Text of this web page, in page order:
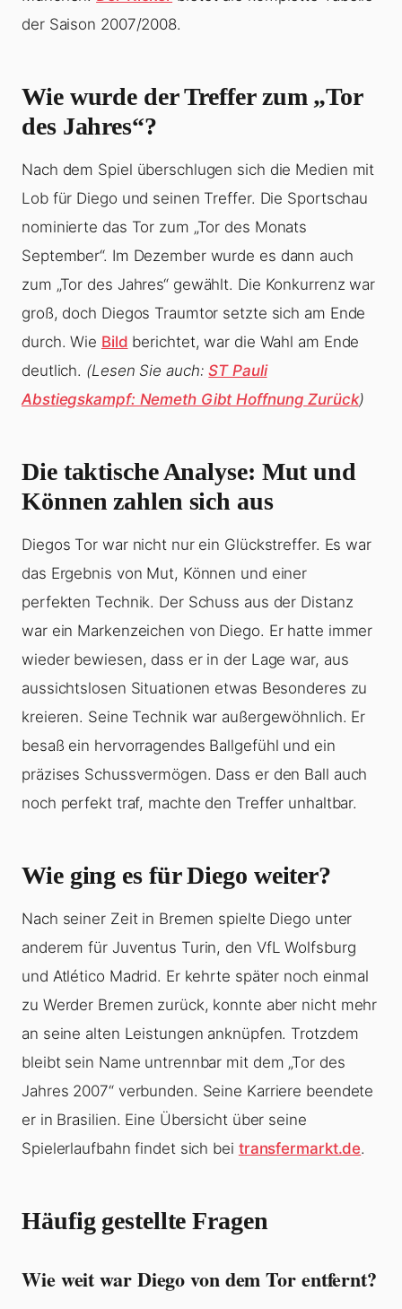
der Saison 2007/2008.
Wie wurde der Treffer zum „Tor
des Jahres“?
Nach dem Spiel überschlugen sich die Medien mit
Lob für Diego und seinen Treffer. Die Sportschau
nominierte das Tor zum „Tor des Monats
September“. Im Dezember wurde es dann auch
zum „Tor des Jahres“ gewählt. Die Konkurrenz war
groß, doch Diegos Traumtor setzte sich am Ende
durch. Wie Bild berichtet, war die Wahl am Ende
deutlich. (Lesen Sie auch:ST Pauli
Abstiegskampf: Nemeth Gibt Hoffnung Zurück)
Die taktische Analyse: Mut und
Können zahlen sich aus
Diegos Tor war nicht nur ein Glückstreffer. Es war
das Ergebnis von Mut, Können und einer
perfekten Technik. Der Schuss aus der Distanz
war ein Markenzeichen von Diego. Er hatte immer
wieder bewiesen, dass er in der Lage war, aus
aussichtslosen Situationen etwas Besonderes zu
kreieren. Seine Technik war außergewöhnlich. Er
besaß ein hervorragendes Ballgefühl und ein
präzises Schussvermögen. Dass er den Ball auch
noch perfekt traf, machte den Treffer unhaltbar.
Wie ging es für Diego weiter?
Nach seiner Zeit in Bremen spielte Diego unter
anderem für Juventus Turin, den VfL Wolfsburg
und Atlético Madrid. Er kehrte später noch einmal
zu Werder Bremen zurück, konnte aber nicht mehr
an seine alten Leistungen anknüpfen. Trotzdem
bleibt sein Name untrennbar mit dem „Tor des
Jahres 2007“ verbunden. Seine Karriere beendete
er in Brasilien. Eine Übersicht über seine
Spielerlaufbahn findet sich bei transfermarkt.de.
Häufig gestellte Fragen
Wie weit war Diego von dem Tor entfernt?